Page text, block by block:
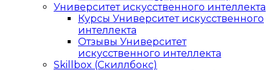
Университет искусственного интеллекта
Курсы Университет искусственного
интеллекта
Отзывы Университет
искусственного интеллекта
Skillbox (Скиллбокс)